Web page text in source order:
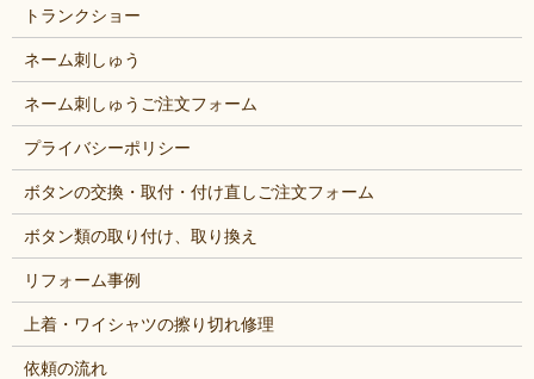
トランクショー
ネーム刺しゅう
ネーム刺しゅうご注文フォーム
プライバシーポリシー
ボタンの交換・取付・付け直しご注文フォーム
ボタン類の取り付け、取り換え
リフォーム事例
上着・ワイシャツの擦り切れ修理
依頼の流れ